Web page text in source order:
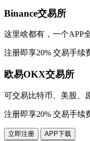
Binance交易所
这里啥都有，一个APP
注册即享20% 交易手续
欧易OKX交易所
可交易比特币、美股、
注册即享20% 交易手续
立即注册
APP下载